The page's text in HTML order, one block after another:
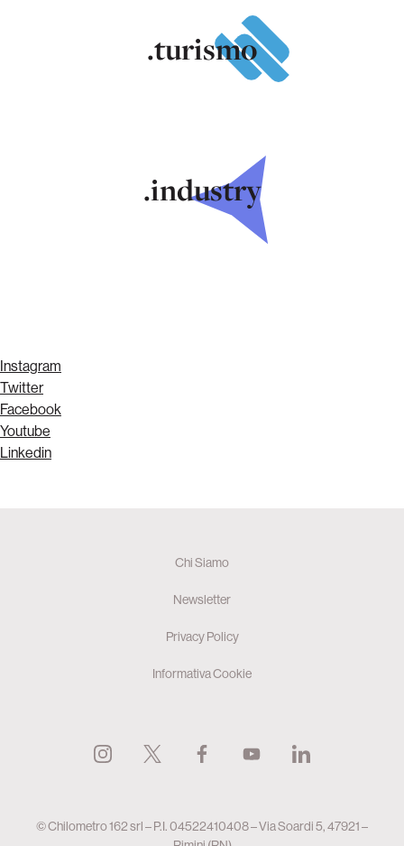
.turismo
.industry
Instagram
Twitter
Facebook
Youtube
Linkedin
Chi Siamo
Newsletter
Privacy Policy
Informativa Cookie
© Chilometro 162 srl – P.I. 04522410408 – Via Soardi 5, 47921 –